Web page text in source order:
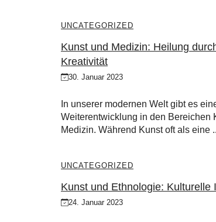
UNCATEGORIZED
Kunst und Medizin: Heilung
Kreativität
30. Januar 2023
In unserer modernen Welt gibt es
Weiterentwicklung in den Bereichen
Medizin. Während Kunst oft als eine
UNCATEGORIZED
Kunst und Ethnologie: Kulturelle
24. Januar 2023